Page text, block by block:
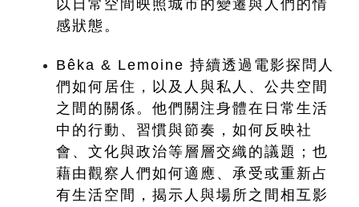
以日常空間映照城市的變遷與人們的情
感狀態。
Bêka & Lemoine 持續透過電影探問人
們如何居住，以及人與私人、公共空間
之間的關係。他們關注身體在日常生活
中的行動、習慣與節奏，如何反映社
會、文化與政治等層層交織的議題；也
藉由觀察人們如何適應、承受或重新占
有生活空間，揭示人與場所之間相互影